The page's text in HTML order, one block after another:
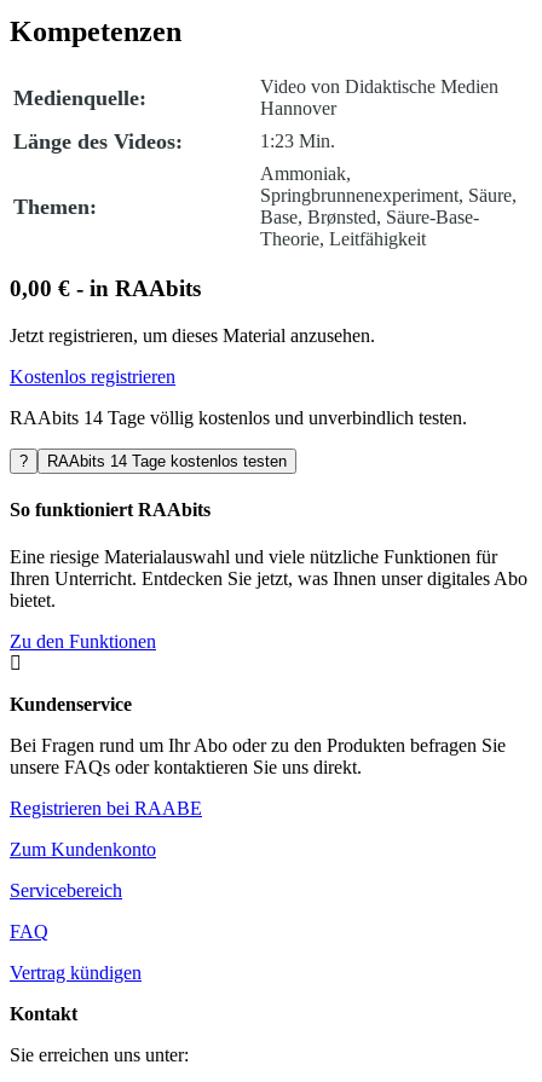
Kompetenzen
Medienquelle:
Video von Didaktische Medien
Hannover
Länge des Videos: 1:23 Min.
Themen:
Ammoniak,
Springbrunnenexperiment, Säure,
Base, Brønsted, Säure-Base-
Theorie, Leitfähigkeit
0,00 € - in RAAbits
Jetzt registrieren, um dieses Material anzusehen.
Kostenlos registrieren
RAAbits 14 Tage völlig kostenlos und unverbindlich testen.
? RAAbits 14 Tage kostenlos testen
So funktioniert RAAbits
Eine riesige Materialauswahl und viele nützliche Funktionen für
Ihren Unterricht. Entdecken Sie jetzt, was Ihnen unser digitales Abo
bietet.
Zu den Funktionen

Kundenservice
Bei Fragen rund um Ihr Abo oder zu den Produkten befragen Sie
unsere FAQs oder kontaktieren Sie uns direkt.
Registrieren bei RAABE
Zum Kundenkonto
Servicebereich
FAQ
Vertrag kündigen
Kontakt
Sie erreichen uns unter: